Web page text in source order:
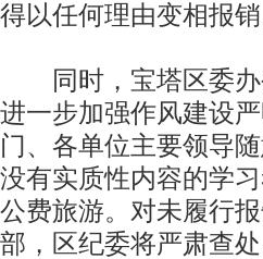
得以任何理由变相报销
同时，宝塔区委办
进一步加强作风建设
门、各单位主要领导
没有实质性内容的学
公费旅游。对未履行
部，区纪委将严肃查处